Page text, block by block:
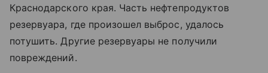
Краснодарского края. Часть нефтепродуктов
резервуара, где произошел выброс, удалось
потушить. Другие резервуары не получили
повреждений.